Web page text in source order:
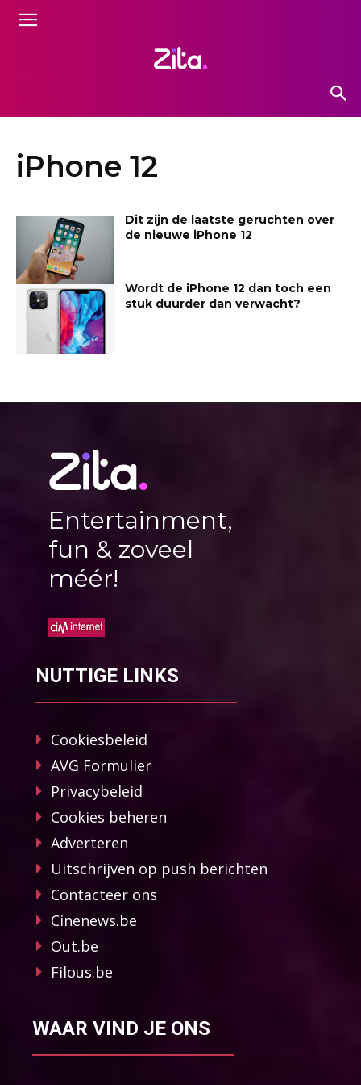
iPhone 12
Dit zijn de laatste geruchten over
de nieuwe iPhone 12
Wordt de iPhone 12 dan toch een
stuk duurder dan verwacht?
Entertainment,
fun & zoveel
méér!
NUTTIGE LINKS
Cookiesbeleid
AVG Formulier
Privacybeleid
Cookies beheren
Adverteren
Uitschrijven op push berichten
Contacteer ons
Cinenews.be
Out.be
Filous.be
WAAR VIND JE ONS